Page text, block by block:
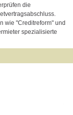
die
wie "Creditreform" und
spezialisierte